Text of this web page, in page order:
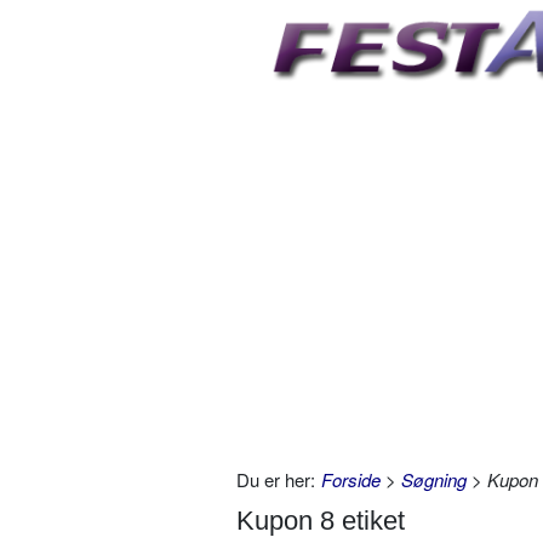
Du er her: Forside > Søgning> Kupon
Kupon 8 etiket